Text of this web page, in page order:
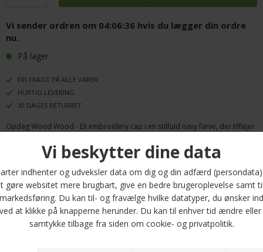
Vi sender ordren om 04:06:36 hvis du lægger din ordre
nu.
På lager
FRI FRAGT PÅ ALLE VARER
HURTIG LEVERING
30 DAGES RETURRET
Opdag Wood Wood - Eli embroidery cap i en stilfuld navy farve, der tilføjer
designet til mænd og er den perfekte accessory til enhver outfit. Kasketten
er lavet af 100% bomuld, hvilket sikrer både komfort og holdbarhed. Den
justerbare rem i nakken gør det muligt at tilpasse pasformen, så den sidder
godt og sikkert på hovedet.
Med et klassisk fit er Eli kasketten ideel til både afslappede og mere
formelle anledninger. Uanset om du skal ud i solen, til en festival, eller bare
vil tilføje noget ekstra til din dagligdags stil, vil denne kasket være et
fremragende valg. Den navy farve giver en tidløs elegance, mens broderiet
tilføjer et unikt præg. Glem ikke at inkludere denne must-have accessory i